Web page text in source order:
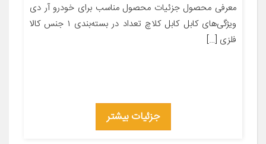
معرفی محصول جزئیات محصول مناسب برای خودرو آر دی
ویژگی‌های کابل کابل کلاچ تعداد در بسته‌بندی ۱ جنس کالا
فلزی […]
جزئیات بیشتر